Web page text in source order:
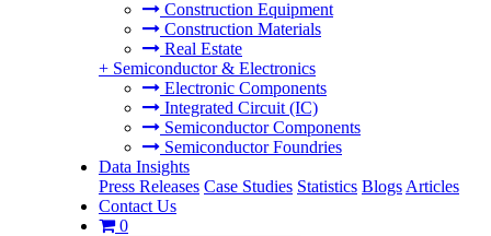
Construction Equipment
Construction Materials
Real Estate
+ Semiconductor & Electronics
Electronic Components
Integrated Circuit (IC)
Semiconductor Components
Semiconductor Foundries
Data Insights
Press Releases Case Studies Statistics Blogs Articles
Contact Us
0